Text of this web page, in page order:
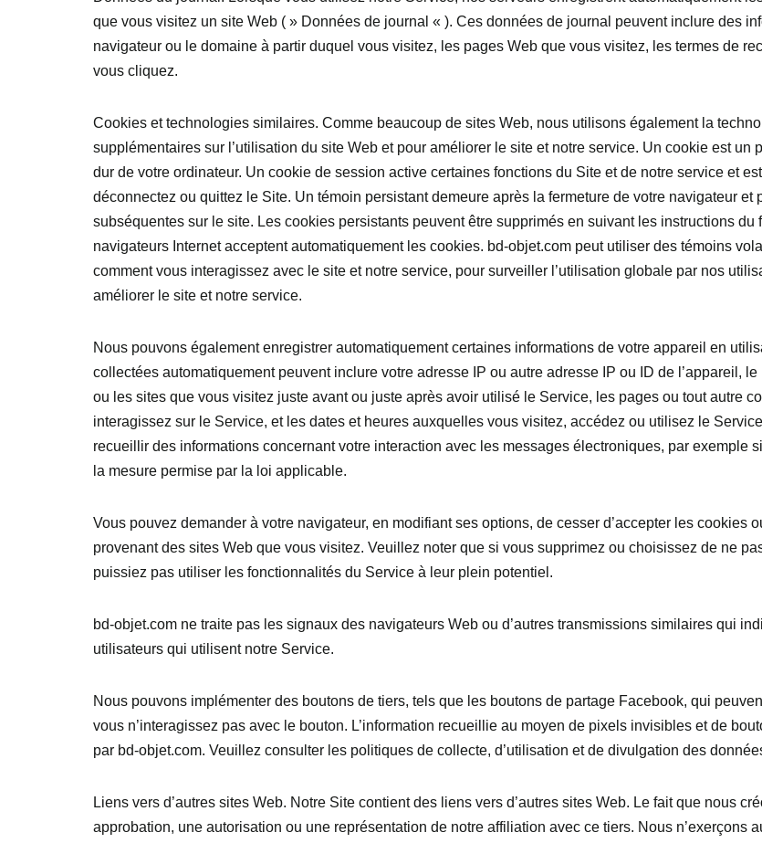
que vous visitez un site Web ( » Données de journal « ). Ces données de journal peuvent inclure des
navigateur ou le domaine à partir duquel vous visitez, les pages Web que vous visitez, les termes de
vous cliquez.
Cookies et technologies similaires. Comme beaucoup de sites Web, nous utilisons également la
supplémentaires sur l’utilisation du site Web et pour améliorer le site et notre service. Un cookie est
dur de votre ordinateur. Un cookie de session active certaines fonctions du Site et de notre service et
déconnectez ou quittez le Site. Un témoin persistant demeure après la fermeture de votre navigateur
subséquentes sur le site. Les cookies persistants peuvent être supprimés en suivant les instructions
navigateurs Internet acceptent automatiquement les cookies. bd-objet.com peut utiliser des témoins
comment vous interagissez avec le site et notre service, pour surveiller l’utilisation globale par nos
améliorer le site et notre service.
Nous pouvons également enregistrer automatiquement certaines informations de votre appareil en
collectées automatiquement peuvent inclure votre adresse IP ou autre adresse IP ou ID de l’appareil,
ou les sites que vous visitez juste avant ou juste après avoir utilisé le Service, les pages ou tout autre
interagissez sur le Service, et les dates et heures auxquelles vous visitez, accédez ou utilisez le
recueillir des informations concernant votre interaction avec les messages électroniques, par exemple
la mesure permise par la loi applicable.
Vous pouvez demander à votre navigateur, en modifiant ses options, de cesser d’accepter les cookies
provenant des sites Web que vous visitez. Veuillez noter que si vous supprimez ou choisissez de ne
puissiez pas utiliser les fonctionnalités du Service à leur plein potentiel.
bd-objet.com ne traite pas les signaux des navigateurs Web ou d’autres transmissions similaires qui
utilisateurs qui utilisent notre Service.
Nous pouvons implémenter des boutons de tiers, tels que les boutons de partage Facebook, qui
vous n’interagissez pas avec le bouton. L’information recueillie au moyen de pixels invisibles et de
par bd-objet.com. Veuillez consulter les politiques de collecte, d’utilisation et de divulgation des
Liens vers d’autres sites Web. Notre Site contient des liens vers d’autres sites Web. Le fait que nous
approbation, une autorisation ou une représentation de notre affiliation avec ce tiers. Nous n’exerçons